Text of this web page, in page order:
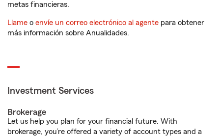
metas financieras.
Llame o envíe un correo electrónico al agente para obtener
más información sobre Anualidades.
Investment Services
Brokerage
Let us help you plan for your financial future. With
brokerage, you’re offered a variety of account types and a